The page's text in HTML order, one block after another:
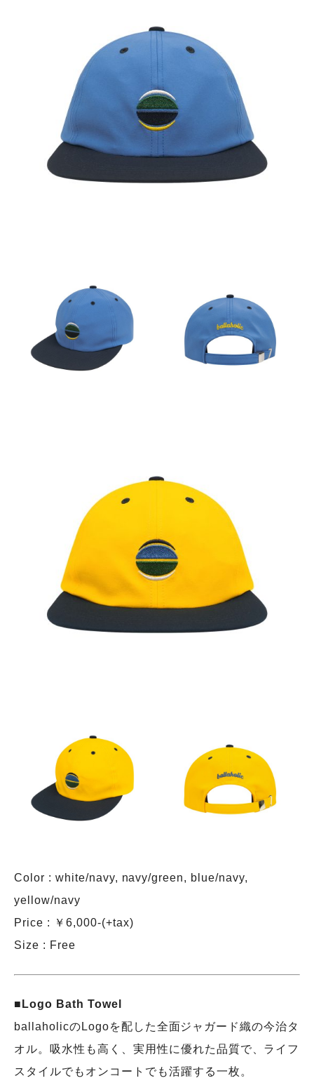
Color : white/navy, navy/green, blue/navy,
yellow/navy
Price : ￥6,000-(+tax)
Size : Free
■Logo Bath Towel
ballaholicのLogoを配した全面ジャガード織の今治タ
オル。吸水性も高く、実用性に優れた品質で、ライフ
スタイルでもオンコートでも活躍する一枚。